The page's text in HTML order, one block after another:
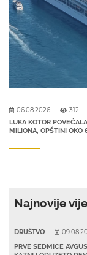
06.08.2026 312
LUKA KOTOR
MILIONA, OPŠTINI OKO
Najnovije
DRUŠTVO
PRVE SEDMICE